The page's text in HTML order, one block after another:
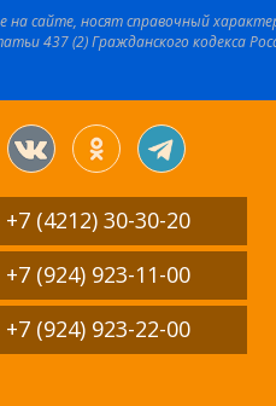
сайте, носят справочный
437 (2) Гражданского кодекса
+7 (4212) 30-30-20
+7 (924) 923-11-00
+7 (924) 923-22-00